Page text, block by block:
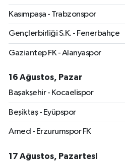
Kasımpaşa - Trabzonspor
Gençlerbirliği S.K. - Fenerbahçe
Gaziantep FK - Alanyaspor
16 Ağustos, Pazar
Başakşehir - Kocaelispor
Beşiktaş - Eyüpspor
Amed - Erzurumspor FK
17 Ağustos, Pazartesi